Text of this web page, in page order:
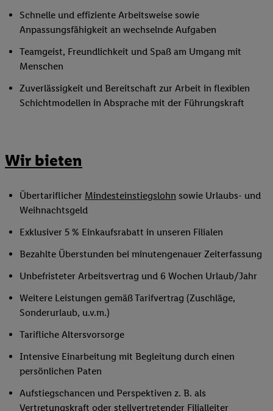
Schnelle und effiziente Arbeitsweise sowie
Anpassungsfähigkeit an wechselnde Aufgaben
Teamgeist, Freundlichkeit und Spaß am Umgang mit
Menschen
Zuverlässigkeit und Bereitschaft zur Arbeit in flexiblen
Schichtmodellen in Absprache mit der Führungskraft
Wir bieten
Übertariflicher Mindesteinstiegslohn sowie Urlaubs- und
Weihnachtsgeld
Exklusiver 5 % Einkaufsrabatt in unseren Filialen
Bezahlte Überstunden bei minutengenauer Zeiterfassung
Unbefristeter Arbeitsvertrag und 6 Wochen Urlaub/Jahr
Weitere Leistungen gemäß Tarifvertrag (Zuschläge,
Sonderurlaub, u.v.m.)
Tarifliche Altersvorsorge
Intensive Einarbeitung mit Begleitung durch einen
persönlichen Paten
Aufstiegschancen und Perspektiven z. B. als
Vertretungskraft oder stellvertretender Filialleiter